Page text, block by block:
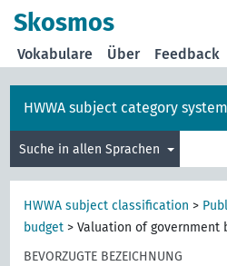
Skosmos
Vokabulare Über Feedback
HWWA subject category system
Suche in allen Sprachen
HWWA subject classification >
budget >Valuation of government
BEVORZUGTE BEZEICHNUNG